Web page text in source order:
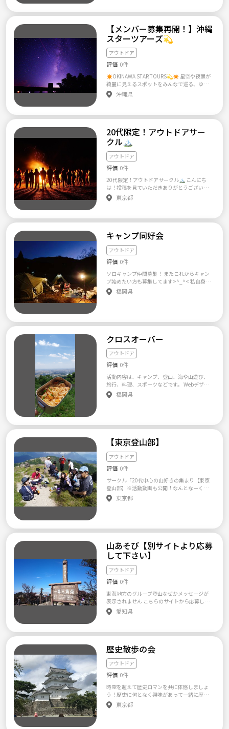
りてもらいます。） ・他のサークルやイベン
トへ勧誘行為される方。 ・部長、副部長の指
示に従わず勝手な行動をされる方。 ・当サー
クルの考えを一項でも納得頂けない方。 ・体
調管理をしっかりできない方。 ・ドタキャン
するされる方。 ・待ち合わせ時間を守れない
方。 ・写真撮影、SNS投稿がNGな方。 ・予定
ろうよのメッセージまたは ホームページお問
い合わせ、 tandem.nagoya@gmail.com また
は tandemtokyo@gmail.com Instagram http
よりお願いします。 【サークル設立の想い】
いということで設立しました。 気づけば、33
0人規模。 その規模は活動型登山サークルでは
日本一です！ インスタ・ホームページを見て
頂ければ楽しさが伝わると思います^^ まだま
だ応募しているので是非これからタンデムと
登山をしましょう。 ━━━━━━━━━━ 1st
6/9 日光白根山 🔰 6/15 瑞牆山 6/16 栗沢山 🌃
6/22 金峰山-瑞牆縦走 🌃 6/22 仏果三山縦走🚃
6/23 丹沢表尾根🚃 6/23 鳳凰三山 🌃 6/29 尾
瀬ヶ原〜燧ヶ岳 🌼🔰 6/30 会津駒ケ岳 🌃 6/2
安達太良山🏠🔰♨ 6/1 宝登山🚃🔰or 磐梯山
🔰 6/2 尾瀬ヶ原🔰 6/8 奥上高地🔰 6/9 明神ヶ
岳🚃🔰 or 6/9車山高原🔰 6/15 甘利山🚃🔰 or
日光白根山🔰 6/16 金比羅山🚃🔰 6/16 甲武信
ヶ岳🌃🔰 6/22 海沢三滝🚃🔰or蓼科山🔰 6/23
丹沢・大山🚃🔰 6/23 甲斐駒ヶ岳 or 白馬岳⛄
🌃 6/29 御岳山🚃🔰 6/30 谷川岳_仙ノ倉🌼
しい時間を過ごしましょうっ(*>∀<*)ﾉ オフシ
ーの希望によって決めます！ アウトドアでも
インドアでも、みんなで楽しくできることで
あれば何でもOK👌✨ やってみたいことをど
んどん聞かせてください♪ 冬だけの期間限定
の繋がりにはしたくないので、スノボ以外に
もたくさん遊びたい方、ぜひご連絡ください(*
>ω<)b 【メンバー】 メンバーの年代は30代、
40代が中心で、20代後半～50代の方が在籍し
ています。 スノーボードのレベルは初中級か
ら上級まで色々で、スタイルもフリーランを
ですが、仲良く一緒に滑っています(*^-^)
元々1人で参加した人ばかりで、優しく楽しい
メンバーが集まっていますよ😊 メンバーみん
なが気心知れた仲になれるよう、こじんまり
としたアットホームなチームを作りたいの
で、全体の人数は20人～25人程度です。 ※初
級者の方は、リフトの乗り降りに問題がな
く、初級者〜中級者コースを普通に滑って降
やすいと思います。 上級者の方はサークルの
趣旨をご理解のうえ、初級者ともペースを合
わせて楽しめる方限定でお願いします。 ※メ
います🙏 【応募条件等】 応募条件は以下のと
せる集まりにするために大切なことなので、
ぜんぶ必須条件です( ・`д・´)b メンバーはお
客様ではなく、一緒に素敵なコミュニティを
作っていく仲間だと思っています♪ 受け身で
はなく、主体的、積極的にコミュニティ作り
に関わってくれる方を歓迎しますっ＼(^-^)／
・理由なくドタキャンしない、音信不通にな
らない、出欠の回答をきちんとするなど、最
低限のマナーは守ってください。 ・他のメン
機会が少ないと、仲良くなるのも難しいの
で、夏も冬も定期的に参加できる方(月に1回
くらい会えると嬉しいです✨)を歓迎します♪
・レスポンスが遅いと、色々な調整の時に困
ってしまいます💦レスポンスに時間がかかる
方はお断りすることがあります(>人<;) ・集団
での行動なので、個人個人の自由はある程度
制約される場面がありますが、協調性をもっ
て参加をお願いします(^^) ・グループライン
での発言など、積極的に他のメンバーとコミ
ュニケーションを取ってもらえると、とって
頻度(具体的に) ・応募動機、このチームでや
を教えてくださいm(_ _)m 必要事項を記載せ
ずにご連絡いただくことが多いのですが、記
載がない場合は返信できません💦 応募してい
ただいたあと、少し個別におしゃべりをし、
*) その後、一度都内でゴハンでも食べながら
直接お話しする機会を作り、その結果お互い
にサークルに入りたい＆入ってほしいという
バーに加わってもらう流れです！ 最後まで読
一緒に楽しい時間を過ごせる仲間ができれば
と思っていますので、お気軽にご連絡お待ち
しています✨
という意味。「・・・」の名詞の部分は、こ
るし、創意工夫により私達で少しでも意味の
ある『ことば』やもしくは『イメージの世
界』、そして『五感』を使った、気づきへの
発見があると良いですね。当団体の基本的な
スタイルは以下の通りです。 １．感動を分か
ち合うことを心がけます ２. 創意工夫をもっ
て取り組みます ３. 社会貢献性に努めます
４. 安全な山行とステップアップへの環境作
り まずは今のボクに出来ること、まだまだ未
熟ですが、幼き日から『自然』の中で積み重
と一緒に探してみたいとも考えております。そ
れでは皆様とお会い出来る日を楽しみにして
おります。 インプレッシブ 大島毅
みてください♪ 各イベントを通じ、職場以外
の方と楽しみながら知り合え、自然に人脈を
広げることができますので、自分の活性化や
可能性につながります。 また運営者が人材コ
ンサルタントのため、就職・転職・就活のご
相談にも乗りますし、 起業のお手伝いや、転
職・就職のマッチングやセミナーも行ってお
と、当サークルには色々なキッカケになるイ
ベントが 満載です！ 体験の中でしか得られな
い、感動と喜びを アウトドアなんて言葉はま
冒険していた時代が誰しもあったと思います。
で構成された探検メンバー。 真剣な遊びを軸
に、それぞれの個性を役割にあてて真剣に冒
険したセカイ。 その体験のかけらは、誰もが
宝物のように今も記憶にあることでしょう。
そして現在、あのころ感じたセカイをもう一
度体験しませんか。 わたしたちは、自然体験
を社会人サークルという形で作りたいと考え
ています。 誰しも幼年期はあり、そして時間
は流れるもの あのころを共通の経験として持
つわたしたちは今だからこそ多くの人と、多
る絆を築き、貴重な体験をつくれると重いま
す。 時代はSNSやITの時代なので、体験より先
に結果が提示されること珍しくはありませ
ん。 また、ここにしかない体験、これから築
く絆の大切さを同時に感じる時代でもありま
す。 誰かの体験を後追いすることも、誰かの
複製された経験で新鮮味のないできごととし
てしまうのではなく自分だけの貴重な体験を
自然の中で築いてみませんか。 自然体験とは
一言で言ってもその内容は、 キャンプ、登
山、スキー・スノーボード・渓流釣りなど
別はもとより、異年齢交流、異業種交流、育
を持ちひらたくいえば、老若男女、誰もがみ
んなで楽しめるコミュニティ形成をゴールと
考えています。 共通の体験を通し作られた人
間関係、それはちょっと話したくらいではわ
めに何かをしている姿勢。 世代の違う方と視
線をあわせた触れ合い方。 モノを教えるこ
と、教わること。 状況や生活から見えてくる
形であれ、個性があるのがあたりまえです 平
う、本当のコミュニケーションがここにはあ
ります。 趣味や嗜好あう人との出会いや情報
交換、業界や世代、性別の違う人との交流は
気づかなかった視点を得ることで、ものの考
え方や人間的な成長につながる人もいるでし
ょう。 人と人のつながりの中で自分が大事に
思われていると感じる絆を。 人と人の中で、
自分がかかわる全ての人が楽しいと感じてい
ることに喜びを。 ともに分かち合い、築き上
ろうとしています。 そんな気持ちをお持ちの
ご参加いただけたらと思います。 アウトドア
クラブDOPAL 代表 堂脇昌則
【メンバー募集再開！】沖縄
スターツアーズ💫
アウトドア
評価 0件
✴︎OKINAWA STAR TOURS💫✴︎ 星空や夜景が
綺麗に見えるスポットをみんなで巡る、ゆっ
たりと自由なグループです😊 満天の星空をひ
たすら眺めたり、 お気に入りの一枚を撮った
り、、 ✴︎星空会の流れ✴︎ ・星がよく見えそう
エストで行く場所が決まります。 ・平日や週
末問わず、綺麗に見えそうな日に開催していま
す。 ・来れる人だけが集まります。毎回大体5
人から15人ぐらい🙋‍♂️ ・道中はワイワイたのし
く乗り合わせもしたり ・お菓子やドリンクを
持ち寄って談笑したり、 ・カメラで色んな写
真を撮ったり、 ・レジャーシートに寝転がっ
て星空を眺めたり ・花火をしたり、光文字を
描いたり、 ・みんなが思い思いの時間を過ご
します。 ・頃合いを見て解散です🙂 ・たまに
と不安が多いと思いますが、メンバーの皆さ
ん気さくな人たちばかりなので、あまり心配
いりません🙆‍♂️ お友達や知り合いとの参加も大
歓迎ですよ！ NEXT EVENT→ 11/17 しし座
流星群ほしぞら会 @浜比嘉島 12/14 ふた
ご座流星群とほしぞら会 @アダンビーチ こ
し、 他にも、顔合わせ会、飲み会、コテージ
でお泊まり会など色々なイベントを考えてい
ます💪 離島にも行きたいなと思っています！
す😆 現在メンバーが80人ほどいます。 グルー
います。ですが、皆さんがすぐ仲良くなれるよ
うなイベントを開催したり、打ち解けられる
ようサポートもしていったりするのでご安心
ください👍 ちなみに、天体望遠鏡持っている
方、星座など詳しい方いれば、とっても大歓
迎です！ みなさん、お待ちしております〜！
【サークル設立の想い】 自分は、沖縄に来て
まだ日が浅いので、 友達や知り合いががほし
いな！っていう思いと、 星空や夜景の写真を
ターツアーズを設立しました🙇‍♂️ 共感してくだ
さる人が、ひとりでも多くいたらとても嬉し
い限りです✨
沖縄県
20代限定！アウトドアサー
クル🏔
アウトドア
評価 0件
20代限定！アウトドアサークル🏔 こんにち
は！投稿を見ていただきありがとうございま
す！ みなさんは「アウトドア」に興味はあり
ますか？ アウトドアって言ってもいろいろあ
バーベキュー 都会の街中ではなかなか出来な
いかなきゃいけない。 でも、そうなると 「ハ
ードルが高いんじゃないかな、、、」 「周り
に一緒にしてくれる友達がいない」 「やりた
いけどどーやって始めればいいんだろう」 な
んて思う人も多いのではないでしょうか？ 実
は、私もその一人なんです。 もう出来上がっ
ているサークルに入るのもいいけど、 自分た
ちで試行錯誤しながら新しいことに挑戦する
のも楽しそうじゃないですか？ 簡単なことか
動いて行きたいと思います。 友達と遊びに行
ね？ そんな感覚です。一緒に作り上げていき
ましょう！ 【主な活動場所】 関東近郊を想定
しています！ 車を運転できるメンバーの方が
いらっしゃったら、レンタカーを借りて 遠出
す！ 【活動内容】 ・森林浴 ・登山 ・ラフティ
ング ・バーベキュー ・キャンプ など、サーク
ルメンバーで話し合って決めていけたらなあ
させていただきます。 このサークルは敬語禁
を気にする方はご遠慮ください。 参加型のサ
ークルではなく、メンバー内で次行く場所や
やりたいことを 考えていけたらなあと思って
ます🚗 浅い関係ではなく、今後ずっと仲良く
できるような関係を築きたいです！ ぜひご連
絡お待ちしています♪( ´▽｀)
東京都
キャンプ同好会
アウトドア
評価 0件
ソロキャンプ仲間募集！ またこれからキャン
プ始めたい方も募集してます>^_^< 私自身も
初心者です(^^) 基本はソロ同士で、ゆったり
のんびりを楽しむキャンプサークルです。 サ
しい。 ・ソロキャンしたいけど、１人は不
安、または怖い ・夜の焚き火だけは話し相手
がほしい ・困った時に仲間がいれば... ・ソロ
キャンしたいけど、なにから買っていいのか
わからない などなど きっかけは人それぞれだ
と思います。 基本は現地集合現地解散です。
車持たれてない方は乗り合いなど調整はしま
す。自分のペースでIn、outされてください。
またご飯などは各自でお願いします。 ただま
とめて食材買って割り勘する場合もあります。
イベント登録しておりますのでそちらで参加
おります 道具持たれてない方は、テント、シ
ュラフなど必要最低限のものはご自身でご用
意してください。どれを買っていいのかわか
んない...って方も相談にはのりますので遠慮な
く言ってくださいね(^-^)
福岡県
クロスオーバー
アウトドア
評価 0件
活動内容は、キャンプ、登山、海や山遊び、
旅行、料理、スポーツなどです。 Webデザイ
ナーの私が SNSや記念写真の撮影のコツ教え
ます。 私が3人の子供の父親ですので、パパの
で楽しく参加出来ると思います。 一人一人の
意見交換と知識の交流を目的としています。
福岡県
【東京登山部】
アウトドア
評価 0件
サークル「20代中心の山好きの集まり【東京
登山部】※活動動画も公開！なんとなーく自
然を歩きたい人！日帰り登山を楽しみたい
人！ 真剣登山派な人！遊び仲間がほしい人！
に求めるもの等教えてください！ ※応募状況
によってメンバーを選定させていただくこと
があります。 ※登山時のカメラ係、先頭を歩
きたい人、そのうち集団登山の企画をやって
みたい人、打ち上げの幹事は任せろ！という
人、 読図ができる人、応急手当ができる人、
歓迎します！(⌒▽⌒) 他サークルとの違い、
まで歓迎、凝り固まったルールがなく好きな
時に参加できます。 開催実績 2015年9月〜 20
17年 9月30日 ボルダリング 13名 9月30日 金
2名 12月16日 忘年会 45名 12月29日 スノーボ
1月20日 新年会 22名 1月27-28日 スノーボー
ド会 11名 2月3日 宝登山 9名 2月18日 氷上ワ
カサギ釣り 12名 2月24日 鋸山 7人 3月10日 大
野山 14人 3月24-25日 赤岳・硫黄岳 3名 4月7
聖蹟桜ヶ丘BBQ 26名 4月21日 両神山 20名 4月
28-29日 読図合宿 14名 5月12日 六ッ石山 12名
5月19日 富士山 中止 5月26日 大菩薩嶺 17名 6
月2日 宝永山 11名 6月16日 陣馬山 中止飲み会
26名 6月30日 調布テニス&BBQ会 21名 7月7日
東京都
山あそび【別サイトより応募
して下さい】
アウトドア
評価 0件
東海地方のグループ登山なぜかメッセージが
表示されません こちらのサイトから応募して
ください http://www.net-menber.com/look/d
ata/76057.html 初めまして。 昨年に活動を開
活動を終えて4ヵ月、再度メンバーの招集と同
す。 よくある大人数での登山会ではなく、参
加希望者先着10名程度で乗り合わせて、遠足
のような会です。 車2台乗り合わせ＋現地集合
希望者にて… 適当な人数なので、「解散して
から名前も聞いてない！」なんてこともな
く、仲のいい友人ができますよ。 下山後は温
泉に寄って疲れを癒し、親睦も深めています。
活動内容は東海地方のグループ登山 活動の目
標は「登山を通して自然を楽しむ、出会いを
愛知県
歴史散歩の会
アウトドア
評価 0件
時空を超えて歴史ロマンを共に体感しましょ
う！歴史に何となく興味があって一緒に歴史
散策をメインに活動しようというアットホー
ムでゆるい会ですので、知的好奇心のある歴
東京都